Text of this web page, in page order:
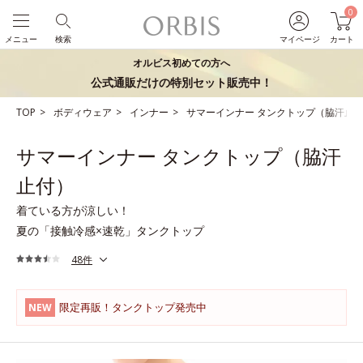
マイページ
0
カート
検索
メニュー
オルビス初めての方へ
公式通販だけの特別セット販売中！
TOP ボディウェア インナー サマーインナー タンクトップ（脇汗止
サマーインナー タンクトップ（脇汗
止付）
着ている方が涼しい！
夏の「接触冷感×速乾」タンクトップ
48件
NEW 限定再販！タンクトップ発売中